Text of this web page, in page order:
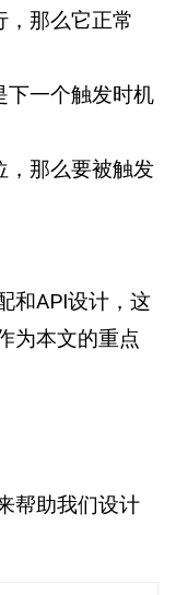
，那么它正常
下一个触发时机
，那么要被触发
和API设计，这
为本文的重点
帮助我们设计